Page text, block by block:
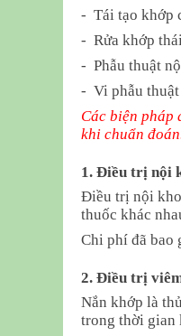
- Tái tạo khớp
- Rửa khớp
- Phẫu thuật
- Vi phẫu
Các biện pháp
khi chuẩn
1. Điều trị nội
Điều trị nội
thuốc khác
Chi phí đã bao
2. Điều trị
Nắn khớp là
trong thời gian